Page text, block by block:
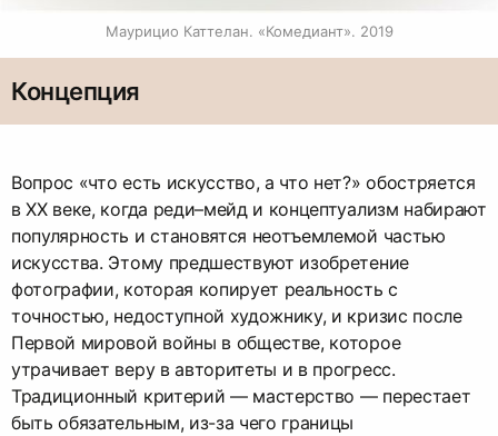
Маурицио Каттелан. «Комедиант». 2019
Концепция
Вопрос «что есть искусство, а что нет?» обостряется
в XX веке, когда реди–мейд и концептуализм набирают
популярность и становятся неотъемлемой частью
искусства. Этому предшествуют изобретение
фотографии, которая копирует реальность с
точностью, недоступной художнику, и кризис после
Первой мировой войны в обществе, которое
утрачивает веру в авторитеты и в прогресс.
Традиционный критерий — мастерство — перестает
быть обязательным, из-за чего границы